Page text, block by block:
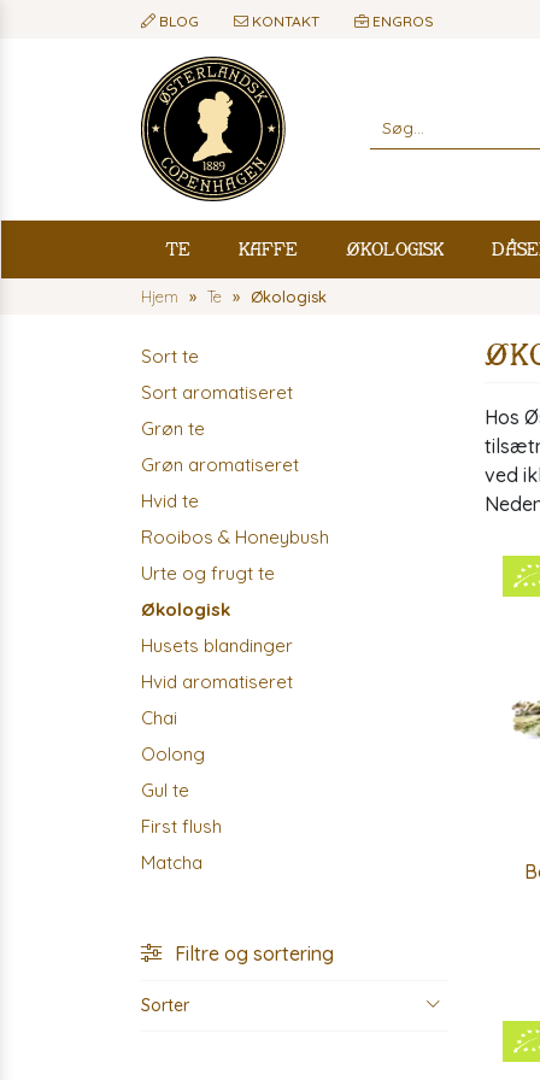
BLOG KONTAKT ENGROS
Te Kaffe Økologisk
Hjem Te Økologisk
Sort te
Sort aromatiseret
Grøn te
Grøn aromatiseret
Hvid te
Rooibos & Honeybush
Urte og frugt te
Økologisk
Husets blandinger
Hvid aromatiseret
Chai
Oolong
Gul te
First flush
Matcha
Filtre og sortering
Sorter
Hos
ved